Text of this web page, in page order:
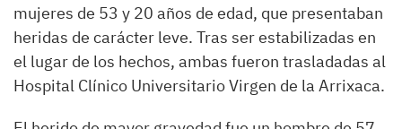
mujeres de 53 y 20 años de edad, que presentaban
heridas de carácter leve. Tras ser estabilizadas en
el lugar de los hechos, ambas fueron trasladadas al
Hospital Clínico Universitario Virgen de la Arrixaca.